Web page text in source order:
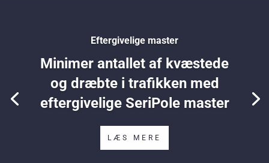
Eftergivelige master
Minimer antallet af kvæstede
og dræbte i trafikken med
eftergivelige SeriPole master
LÆS MERE